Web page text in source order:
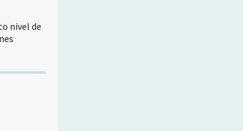
nivel de